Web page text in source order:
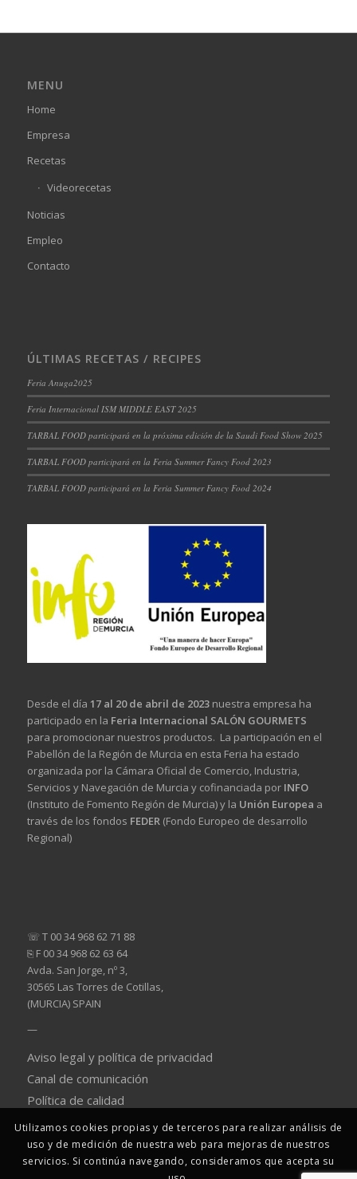
MENU
Home
Empresa
Recetas
Videorecetas
Noticias
Empleo
Contacto
ÚLTIMAS RECETAS / RECIPES
Feria Anuga2025
Feria Internacional ISM MIDDLE EAST 2025
TARBAL FOOD participará en la próxima edición de la Saudi Food Show 2025
TARBAL FOOD participará en la Feria Summer Fancy Food 2023
TARBAL FOOD participará en la Feria Summer Fancy Food 2024
Desde el día 17 al 20 de abril de 2023nuestra empresa ha
participado en la Feria Internacional SALÓN GOURMETS
para promocionar nuestros productos. La participación en el
Pabellón de la Región de Murcia en esta Feria ha estado
organizada por la Cámara Oficial de Comercio, Industria,
Servicios y Navegación de Murcia y cofinanciada por INFO
(Instituto de Fomento Región de Murcia) y la Unión Europea a
través de los fondos FEDER(Fondo Europeo de desarrollo
Regional)
☏ T 00 34 968 62 71 88
⎘ F 00 34 968 62 63 64
Avda. San Jorge, nº 3,
30565 Las Torres de Cotillas,
(MURCIA) SPAIN
—
Aviso legal y política de privacidad
Canal de comunicación
Política de calidad
Utilizamos cookies propias y de terceros para realizar análisis de
uso y de medición de nuestra web para mejoras de nuestros
servicios. Si continúa navegando, consideramos que acepta su